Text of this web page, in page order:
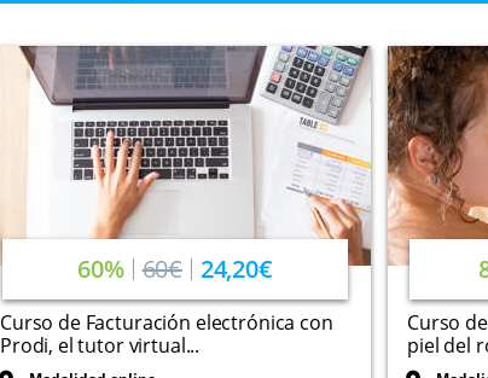
60% 60€ 24,20€
Curso de Facturación electrónica con
Prodi, el tutor virtual...
Curso
piel del